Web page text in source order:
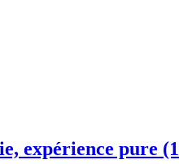
expérience pure